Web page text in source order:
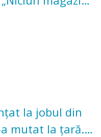
satisfacție”
la jobul din
mutat la țară.